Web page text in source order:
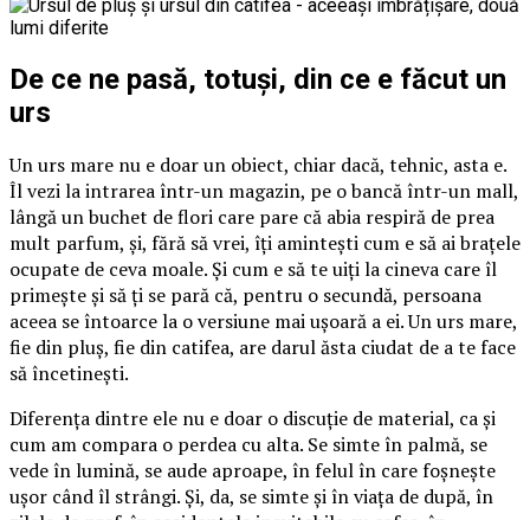
De ce ne pasă, totuși, din ce e făcut un
urs
Un urs mare nu e doar un obiect, chiar dacă, tehnic, asta e.
Îl vezi la intrarea într-un magazin, pe o bancă într-un mall,
lângă un buchet de flori care pare că abia respiră de prea
mult parfum, și, fără să vrei, îți amintești cum e să ai brațele
ocupate de ceva moale. Și cum e să te uiți la cineva care îl
primește și să ți se pară că, pentru o secundă, persoana
aceea se întoarce la o versiune mai ușoară a ei. Un urs mare,
fie din pluș, fie din catifea, are darul ăsta ciudat de a te face
să încetinești.
Diferența dintre ele nu e doar o discuție de material, ca și
cum am compara o perdea cu alta. Se simte în palmă, se
vede în lumină, se aude aproape, în felul în care foșnește
ușor când îl strângi. Și, da, se simte și în viața de după, în